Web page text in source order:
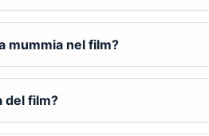
mummia nel film?
del film?